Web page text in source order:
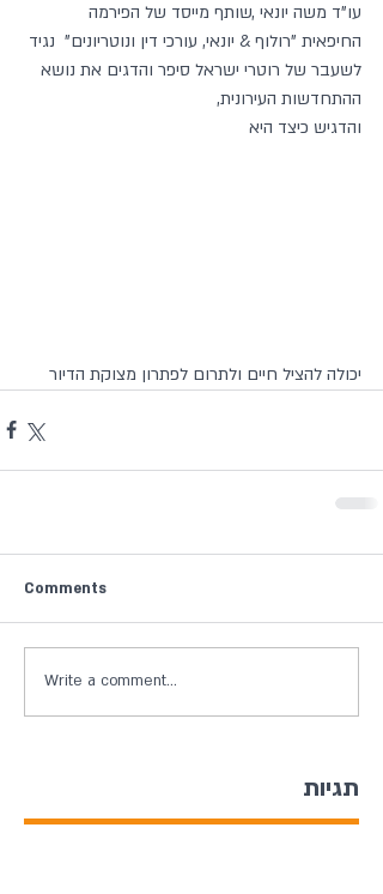
עו"ד משה יונאי ,שותף מייסד של הפירמה
החיפאית "רולוף & יונאי, עורכי דין ונוטריונים"  נגיד
לשעבר של רוטרי ישראל סיפר והדגים את נושא
ההתחדשות העירונית,
והדגיש כיצד היא
יכולה להציל חיים ולתרום לפתרון מצוקת הדיור
Comments
Write a comment...
תגיות